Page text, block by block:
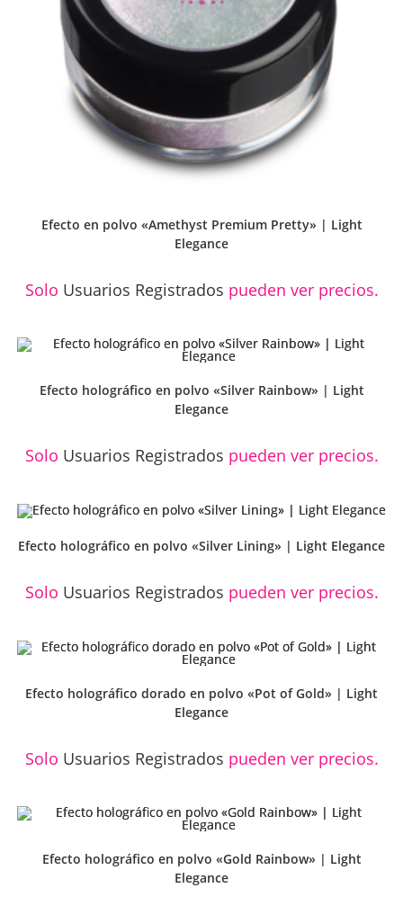
Efecto en polvo «Amethyst Premium Pretty» | Light
Elegance
Solo Usuarios Registrados pueden ver precios.
Efecto holográfico en polvo «Silver Rainbow» | Light
Elegance
Solo Usuarios Registrados pueden ver precios.
Efecto holográfico en polvo «Silver Lining» | Light Elegance
Solo Usuarios Registrados pueden ver precios.
Efecto holográfico dorado en polvo «Pot of Gold» | Light
Elegance
Solo Usuarios Registrados pueden ver precios.
Efecto holográfico en polvo «Gold Rainbow» | Light
Elegance